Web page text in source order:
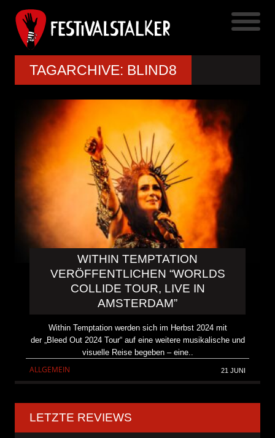
TAGARCHIVE: BLIND8
WITHIN TEMPTATION
VERÖFFENTLICHEN “WORLDS
COLLIDE TOUR, LIVE IN
AMSTERDAM”
Within Temptation werden sich im Herbst 2024 mit
der „Bleed Out 2024 Tour“ auf eine weitere musikalische und
visuelle Reise begeben – eine..
ALLGEMEIN 21 JUNI
LETZTE REVIEWS